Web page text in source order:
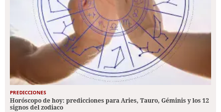
PREDICCIONES
Horóscopo de hoy: predicciones para Aries, Tauro, Géminis y los 12
signos del zodiaco